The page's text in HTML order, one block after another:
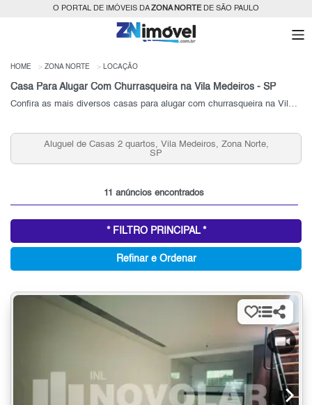
O PORTAL DE IMÓVEIS DAZONA NORTEDE SÃO PAULO
HOME ZONA NORTE LOCAÇÃO
Casa Para Alugar Com Churrasqueira na Vila Medeiros - SP
Confira as mais diversos casas para alugar com churrasqueira na Vila Medeiros - SP.
Aluguel de Casas 2 quartos, Vila Medeiros, Zona Norte,
SP
11 anúncios encontrados
* FILTRO PRINCIPAL *
Refinar e Ordenar